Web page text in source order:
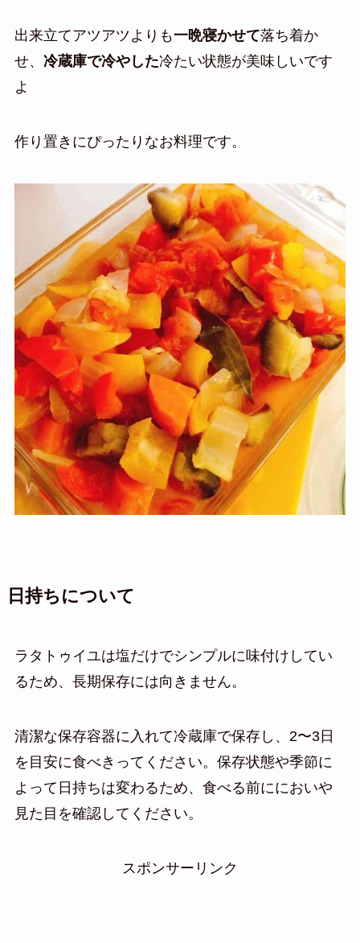
出来立てアツアツよりも一晩寝かせて落ち着か
せ、 冷蔵庫で冷やした冷たい状態が美味しいです
よ
作り置きにぴったりなお料理です。
日持ちについて
ラタトゥイユは塩だけでシンプルに味付けしてい
るため、長期保存には向きません。
清潔な保存容器に入れて冷蔵庫で保存し、2〜3日
を目安に食べきってください。保存状態や季節に
よって日持ちは変わるため、食べる前ににおいや
見た目を確認してください。
スポンサーリンク